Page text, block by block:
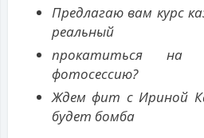
Предлагаю вам курс
реальный
прокатиться на
фотосессию?
Ждем фит с Ириной
будет бомба